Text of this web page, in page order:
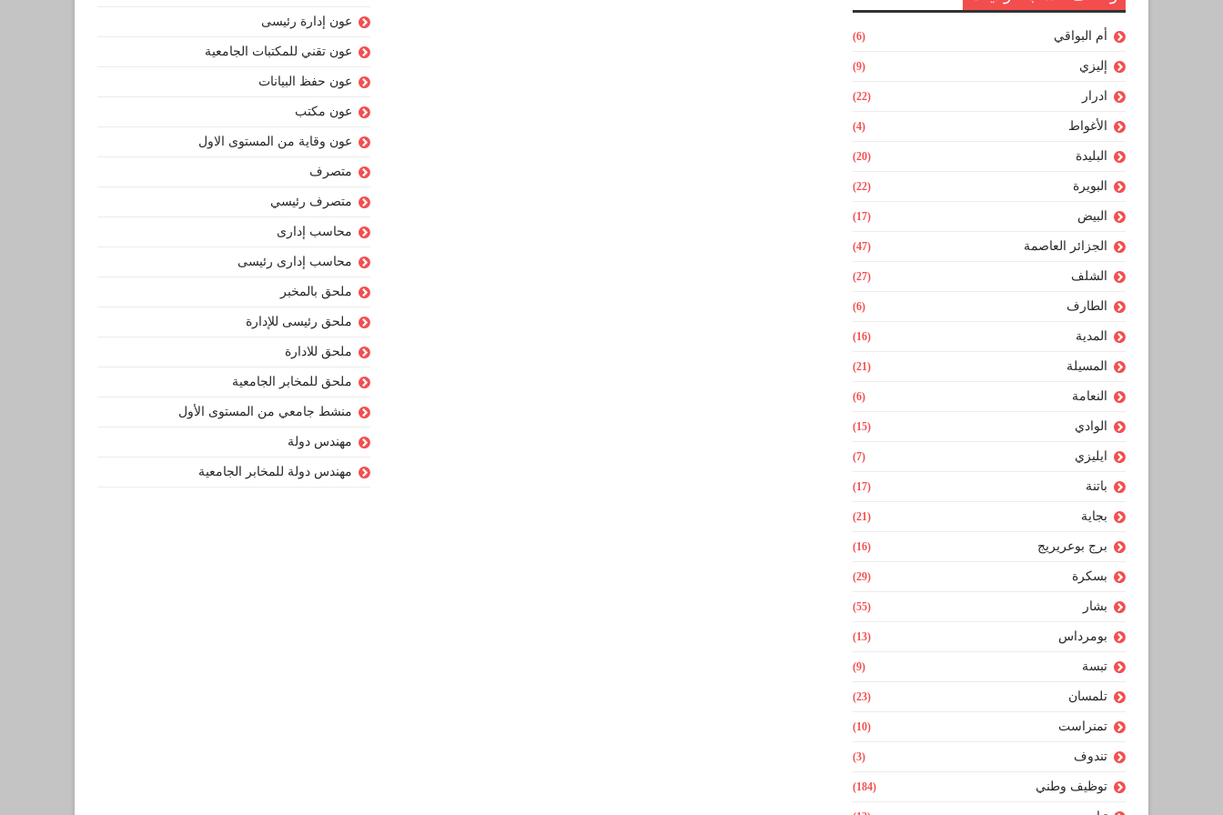
أم البواقي (6)
إليزي (9)
ادرار (22)
الأغواط (4)
البليدة (20)
البويرة (22)
البيض (17)
الجزائر العاصمة (47)
الشلف (27)
الطارف (6)
المدية (16)
المسيلة (21)
النعامة (6)
الوادي (15)
ايليزي (7)
باتنة (17)
بجاية (21)
برج بوعريريج (16)
بسكرة (29)
بشار (55)
بومرداس (13)
تبسة (9)
تلمسان (23)
تمنراست (10)
تندوف (3)
توظيف وطني (184)
عون إدارة رئيسى
عون تقني للمكتبات الجامعية
عون حفظ البيانات
عون مكتب
عون وقاية من المستوى الاول
متصرف
متصرف رئيسي
محاسب إدارى
محاسب إدارى رئيسى
ملحق بالمخبر
ملحق رئيسى للإدارة
ملحق للادارة
ملحق للمخابر الجامعية
منشط جامعي من المستوى الأول
مهندس دولة
مهندس دولة للمخابر الجامعية